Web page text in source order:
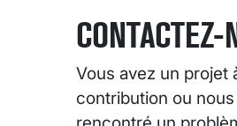
CONTACTEZ-
Vous avez un projet
contribution ou